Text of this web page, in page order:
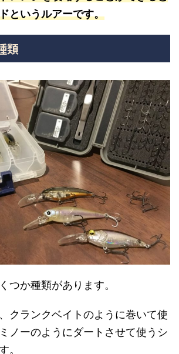
というルアーです。
類
つか種類があります。
クランクベイトのように巻いて使
ノーのようにダートさせて使うシ
。